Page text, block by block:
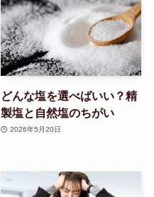
どんな塩を選べばいい？精
製塩と自然塩のちがい
2026年5月20日